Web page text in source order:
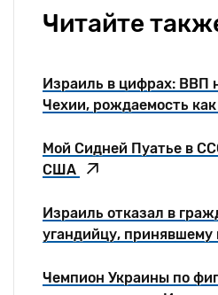
Читайте
Израиль в цифрах: ВВП
Чехии, рождаемость
Мой Сидней Пуатье в
США
Израиль отказал в
угандийцу, принявшему
Чемпион Украины по